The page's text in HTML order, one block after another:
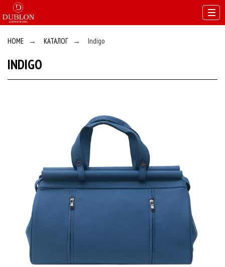
HOME → КАТАЛОГ → Indigo
INDIGO